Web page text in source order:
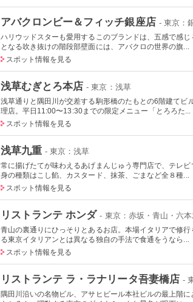
アバクロンビー＆フィッチ銀座店 - 東京：
ハリウッドスターも愛用するこのブランドは、五感で感
となる吹き抜けの階段部壁面には、アバクロの世界の旗...
スポット情報を見る
浅草むぎとろ本店 - 東京：浅草
浅草通りと隅田川が交差する駒形橋のたもとの6階建て
理店。平日11:00〜13:30までの限定メニュー「とろろた...
スポット情報を見る
浅草九重 - 東京：浅草
常に揚げたてが味わえるあげまんじゅう専門店で、テレ
身の種類はこし餡、カスタード、抹茶、ごまなど全８種...
スポット情報を見る
リストランテ ホンダ - 東京：赤坂・青山・六本
青山の裏通りにひっそりとあるお店。本場イタリアで修
る東京イタリアンとは異なる独自の手法で食通をうなら...
スポット情報を見る
リストランテ ラ・ラナリータ吾妻橋店 -
隅田川沿いの名物ビル、アサヒビール本社ビルの最上階